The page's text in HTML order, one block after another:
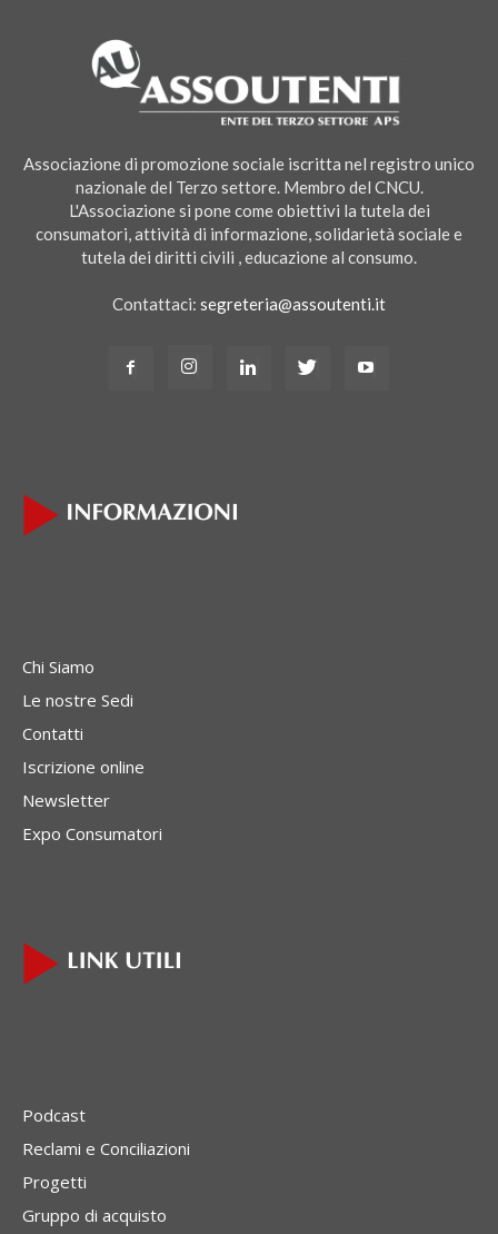
Associazione di promozione sociale iscritta nel registro unico
nazionale del Terzo settore. Membro del CNCU.
L'Associazione si pone come obiettivi la tutela dei
consumatori, attività di informazione, solidarietà sociale e
tutela dei diritti civili , educazione al consumo.
Contattaci: segreteria@assoutenti.it
Chi Siamo
Le nostre Sedi
Contatti
Iscrizione online
Newsletter
Expo Consumatori
Podcast
Reclami e Conciliazioni
Progetti
Gruppo di acquisto